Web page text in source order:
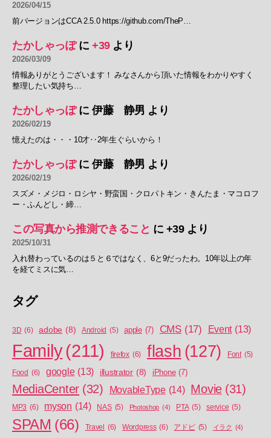
2026/04/15
前バージョンはCCA 2.5.0 https://github.com/TheP…
たかしゃっぽに +39より
2026/03/09
情報ありがとうございます！ みなさんから頂いた情報をわかりやすく
整理したい気持ち…
たかしゃっぽに 伊藤 静男 より
2026/02/19
憶えたのは・・・10才‥2年生ぐらいから！
たかしゃっぽに 伊藤 静男 より
2026/02/19
スズメ・メジロ・ロシヤ・野蛮国・クロパトキン・きんたま・マコロフ
ー・ふんどし・締…
この写真から推測できること に +39より
2025/10/31
入れ替わっているのは５と６ではなく、6と9だったわ。10年以上の年
を経てミスに気…
タグ
3D (6) adobe (8) Android (5) apple (7) CMS (17) Event (13)
Family(211) firefox (6) flash (127) Font (5)
Food (6) google (13) illustrator (8) iPhone (7)
MediaCenter (32) MovableType (14) Movie (31)
MP3 (6) myson (14) NAS (5) Photoshop (4) PTA (5) service (5)
SPAM (66) Travel (6) Wordpress (6) アドビ (5) イラク (4)